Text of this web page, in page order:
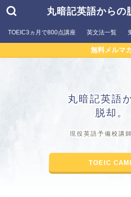
丸暗記英語からの
TOEIC3ヵ月で800点講座 英文法一覧
無料メルマ
丸暗記英語
脱却。
現役英語予備校講
TOEIC